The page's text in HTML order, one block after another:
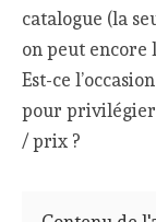
catalogue (la
on peut encore
Est-ce
pour
/ prix ?